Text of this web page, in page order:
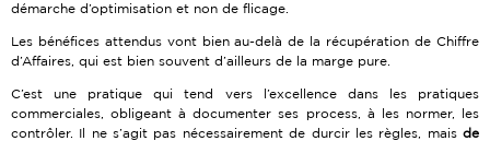
démarche d’optimisation et non de flicage.
Les bénéfices attendus vont bien au-delà de la récupération de Chiffre
d’Affaires, qui est bien souvent d’ailleurs de la marge pure.
C’est une pratique qui tend vers l’excellence dans les pratiques
commerciales, obligeant à documenter ses process, à les normer, les
contrôler. Il ne s’agit pas nécessairement de durcir les règles, mais de